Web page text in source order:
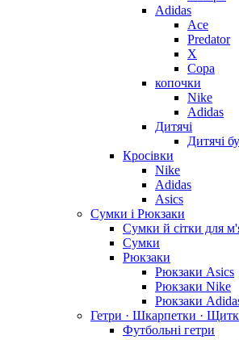
Adidas
Ace
Predator
X
Copa
копочки
Nike
Adidas
Дитячі
Дитячі
Кросівки
Nike
Adidas
Asics
Сумки і Рюкзаки
Сумки й сітки для
Сумки
Рюкзаки
Рюкзаки Asics
Рюкзаки Nike
Рюкзаки
Гетри · Шкарпетки ·
Футбольні гетри